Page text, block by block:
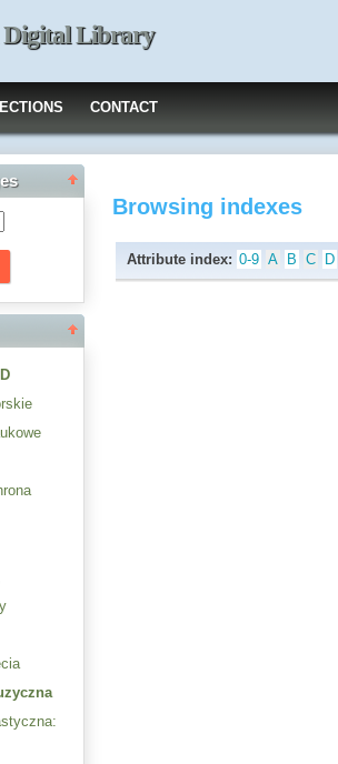
Library
CONTACT
Browsing indexes
Attribute index: 0-9 A B C D